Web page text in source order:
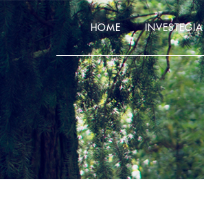
HOME INVESTEGIA